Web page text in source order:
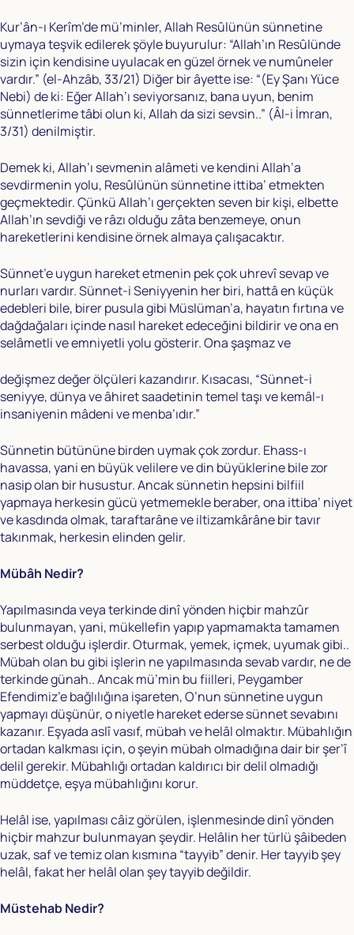
Kur’ân-ı Kerîm’de mü’minler, Allah Resûlünün sünnetine
uymaya teşvik edilerek şöyle buyurulur: “Allah’ın Resûlünde
sizin için kendisine uyulacak en güzel örnek ve numûneler
vardır.” (el-Ahzâb, 33/21) Diğer bir âyette ise: “(Ey Şanı Yüce
Nebi) de ki: Eğer Allah’ı seviyorsanız, bana uyun, benim
sünnetlerime tâbi olun ki, Allah da sizi sevsin..” (Âl-i İmran,
3/31) denilmiştir.
Demek ki, Allah’ı sevmenin alâmeti ve kendini Allah’a
sevdirmenin yolu, Resûlünün sünnetine ittiba’ etmekten
geçmektedir. Çünkü Allah’ı gerçekten seven bir kişi, elbette
Allah’ın sevdiği ve râzı olduğu zâta benzemeye, onun
hareketlerini kendisine örnek almaya çalışacaktır.
Sünnet’e uygun hareket etmenin pek çok uhrevî sevap ve
nurları vardır. Sünnet-i Seniyyenin her biri, hattâ en küçük
edebleri bile, birer pusula gibi Müslüman’a, hayatın fırtına ve
dağdağaları içinde nasıl hareket edeceğini bildirir ve ona en
selâmetli ve emniyetli yolu gösterir. Ona şaşmaz ve
değişmez değer ölçüleri kazandırır. Kısacası, “Sünnet-i
seniyye, dünya ve âhiret saadetinin temel taşı ve kemâl-ı
insaniyenin mâdeni ve menba’ıdır.”
Sünnetin bütününe birden uymak çok zordur. Ehass-ı
havassa, yani en büyük velilere ve din büyüklerine bile zor
nasip olan bir husustur. Ancak sünnetin hepsini bilfiil
yapmaya herkesin gücü yetmemekle beraber, ona ittiba’ niyet
ve kasdında olmak, taraftarâne ve iltizamkârâne bir tavır
takınmak, herkesin elinden gelir.
Mübâh Nedir?
Yapılmasında veya terkinde dinî yönden hiçbir mahzûr
bulunmayan, yani, mükellefin yapıp yapmamakta tamamen
serbest olduğu işlerdir. Oturmak, yemek, içmek, uyumak gibi..
Mübah olan bu gibi işlerin ne yapılmasında sevab vardır, ne de
terkinde günah.. Ancak mü’min bu fiilleri, Peygamber
Efendimiz’e bağlılığına işareten, O’nun sünnetine uygun
yapmayı düşünür, o niyetle hareket ederse sünnet sevabını
kazanır. Eşyada aslî vasıf, mübah ve helâl olmaktır. Mübahlığın
ortadan kalkması için, o şeyin mübah olmadığına dair bir şer’î
delil gerekir. Mübahlığı ortadan kaldırıcı bir delil olmadığı
müddetçe, eşya mübahlığını korur.
Helâl ise, yapılması câiz görülen, işlenmesinde dinî yönden
hiçbir mahzur bulunmayan şeydir. Helâlin her türlü şâibeden
uzak, saf ve temiz olan kısmına “tayyib” denir. Her tayyib şey
helâl, fakat her helâl olan şey tayyib değildir.
Müstehab Nedir?